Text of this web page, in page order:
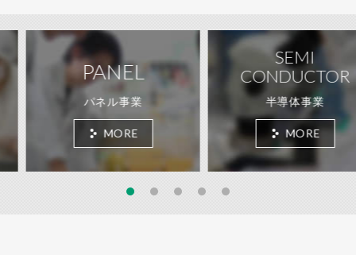
PANEL
パネル事業
MORE
SEMI
CONDUCTOR
半導体事業
MORE